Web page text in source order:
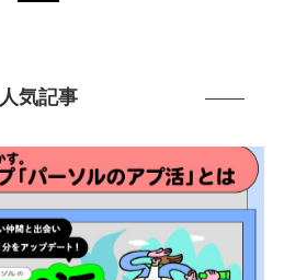
人気記事